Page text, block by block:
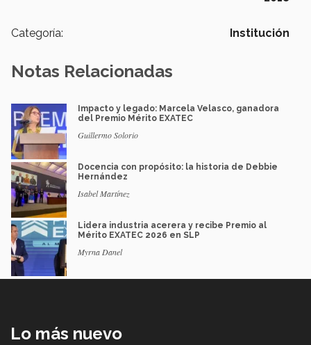
Categoría: Institución
Notas Relacionadas
Impacto y legado: Marcela Velasco, ganadora
del Premio Mérito EXATEC
Guillermo Solorio
Docencia con propósito: la historia de Debbie
Hernández
Isabel Martínez
Lidera industria acerera y recibe Premio al
Mérito EXATEC 2026 en SLP
Myrna Danel
Lo más nuevo